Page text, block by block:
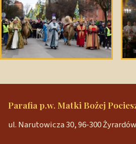
Parafia p.w. Matki Bożej
ul. Narutowicza 30, 96-300 Żyrardów